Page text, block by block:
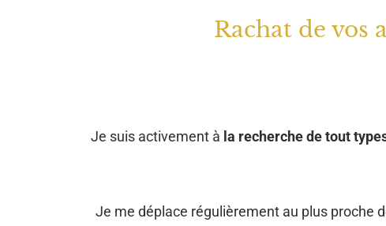
Rachat de vos
Je suis activement à la recherche de tout
Je me déplace régulièrement au plus proche